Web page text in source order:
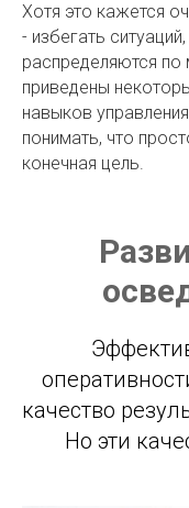
Хотя это кажется
- избегать
распределяются
приведены
навыков
понимать, что
конечная цель.
качество
Но эти